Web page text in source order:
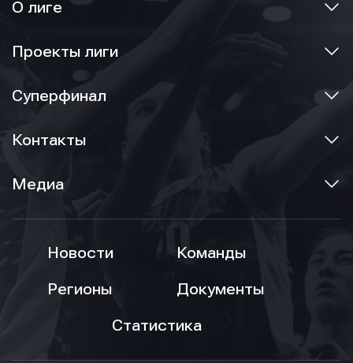
О лиге
Проекты лиги
Суперфинал
Контакты
Медиа
Новости
Команды
Регионы
Документы
Статистика